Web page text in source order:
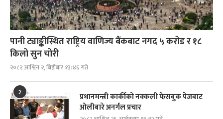
पानी ट्याङ्कीस्थित राष्ट्रिय वाणिज्य बैंकबाट नगद ५ करोड र १८
किलो सुन चोरी
२०८२ आश्विन २, बिहीबार १३:४६ गते
2
प्रधानमन्त्री कार्कीको नक्कली फेसबुक पेजबाट
ओलीबारे अनर्गल प्रचार